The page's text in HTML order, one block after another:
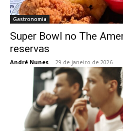
Gastronomia
Super Bowl no The
reservas
André Nunes - 29 de janeiro de 2026